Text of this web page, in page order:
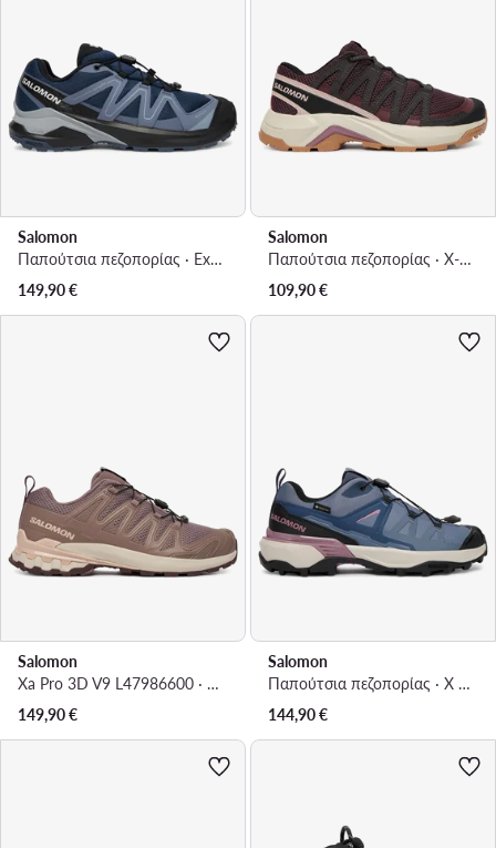
Salomon
Παπούτσια πεζοπορίας · Examotion Gtx W L49137100 · Σκούρο μπλε
149,90€
Salomon
Παπούτσια πεζοπορίας · X-Adventure Recon W L49097700 · Μωβ
109,90€
Salomon
Xa Pro 3D V9 L47986600 · Παπούτσια πεζοπορίας
149,90€
Salomon
Παπούτσια πεζοπορίας · X Ultra 360 Gore-Tex L49227000 · Μπλε
144,90€